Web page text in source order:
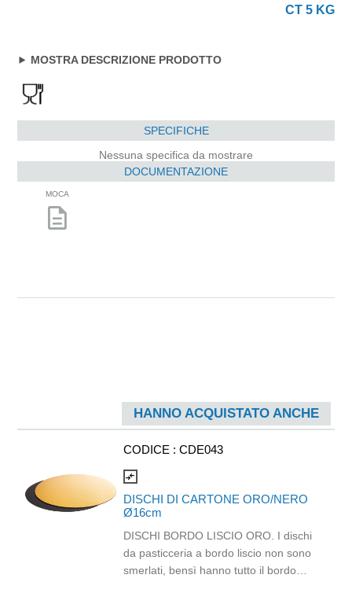
CT 5 KG
MOSTRA DESCRIZIONE PRODOTTO
SPECIFICHE
Nessuna specifica da mostrare
DOCUMENTAZIONE
MOCA
description
HANNO ACQUISTATO ANCHE
CODICE : CDE043
compare_arrows
DISCHI DI CARTONE ORO/NERO
Ø16cm
DISCHI BORDO LISCIO ORO. I dischi
da pasticceria a bordo liscio non sono
smerlati, bensì hanno tutto il bordo